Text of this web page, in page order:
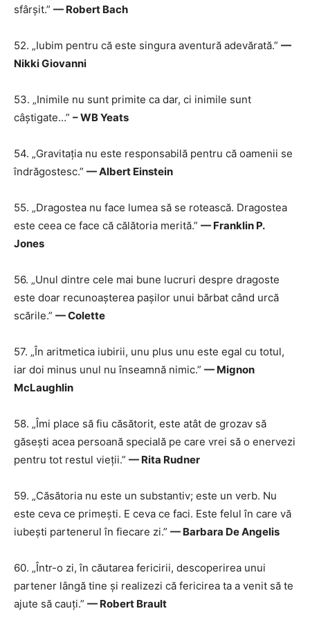
sfârșit.” — Robert Bach
52. „Iubim pentru că este singura aventură adevărată.” —
Nikki Giovanni
53. „Inimile nu sunt primite ca dar, ci inimile sunt
câștigate…” – WB Yeats
54. „Gravitația nu este responsabilă pentru că oamenii se
îndrăgostesc.” — Albert Einstein
55. „Dragostea nu face lumea să se rotească. Dragostea
este ceea ce face că călătoria merită.” — Franklin P.
Jones
56. „Unul dintre cele mai bune lucruri despre dragoste
este doar recunoașterea pașilor unui bărbat când urcă
scările.” — Colette
57. „În aritmetica iubirii, unu plus unu este egal cu totul,
iar doi minus unul nu înseamnă nimic.” — Mignon
McLaughlin
58. „Îmi place să fiu căsătorit, este atât de grozav să
găsești acea persoană specială pe care vrei să o enervezi
pentru tot restul vieții.” — Rita Rudner
59. „Căsătoria nu este un substantiv; este un verb. Nu
este ceva ce primești. E ceva ce faci. Este felul în care vă
iubești partenerul în fiecare zi.” — Barbara De Angelis
60. „Într-o zi, în căutarea fericirii, descoperirea unui
partener lângă tine și realizezi că fericirea ta a venit să te
ajute să cauți.” — Robert Brault